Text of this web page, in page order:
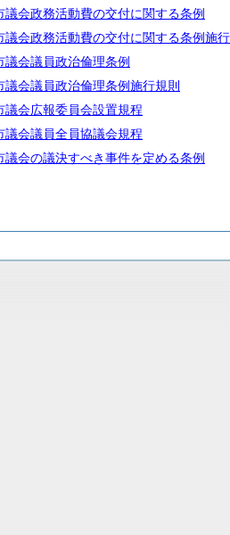
議会政務活動費の交付に関する条例
議会政務活動費の交付に関する条例施行
議会議員政治倫理条例
議会議員政治倫理条例施行規則
議会広報委員会設置規程
議会議員全員協議会規程
議会の議決すべき事件を定める条例